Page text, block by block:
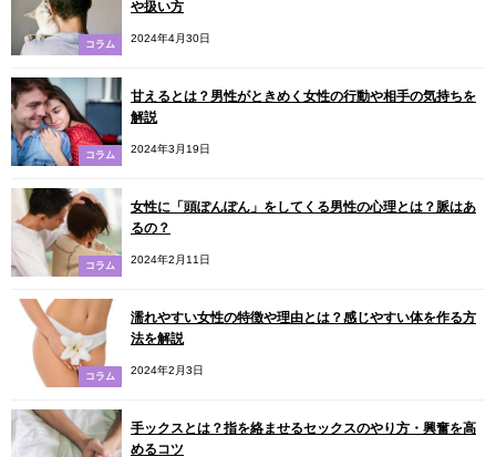
コラム
や扱い方
2024年4月30日
コラム
甘えるとは？男性がときめく女性の行動や相手の気持ちを
解説
2024年3月19日
コラム
女性に「頭ぽんぽん」をしてくる男性の心理とは？脈はあ
るの？
2024年2月11日
コラム
濡れやすい女性の特徴や理由とは？感じやすい体を作る方
法を解説
2024年2月3日
手ックスとは？指を絡ませるセックスのやり方・興奮を高
めるコツ